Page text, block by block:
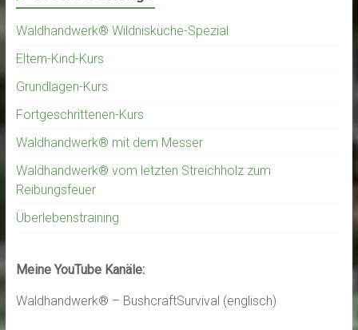
Waldhandwerk® Wildnisküche-Spezial
Eltern-Kind-Kurs
Grundlagen-Kurs
Fortgeschrittenen-Kurs
Waldhandwerk® mit dem Messer
Waldhandwerk® vom letzten Streichholz zum
Reibungsfeuer
Überlebenstraining
Meine YouTube Kanäle:
Waldhandwerk® – BushcraftSurvival (englisch)